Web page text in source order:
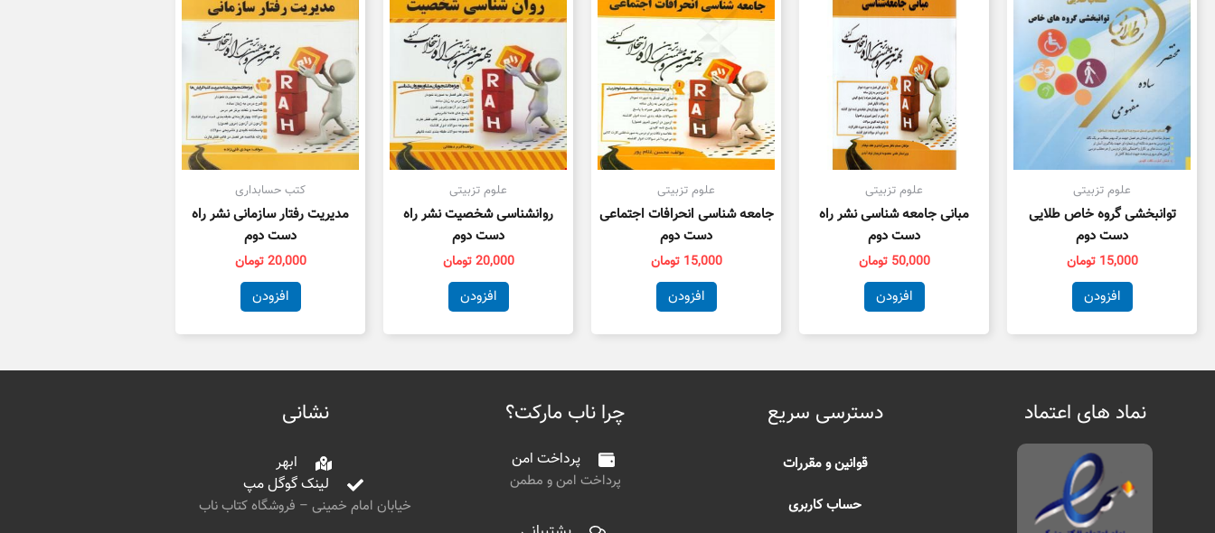
علوم تزبیتی
توانبخشی گروه خاص طلایی
دست دوم
15,000 تومان
افزودن
علوم تزبیتی
مبانی جامعه شناسی نشر راه
دست دوم
50,000 تومان
افزودن
علوم تزبیتی
جامعه شناسی انحرافات اجتماعی
دست دوم
15,000 تومان
افزودن
علوم تزبیتی
روانشناسی شخصیت نشر راه
دست دوم
20,000 تومان
افزودن
کتب حسابداری
مدیریت رفتار سازمانی نشر راه
دست دوم
20,000 تومان
افزودن
نماد های اعتماد دسترسی سریع
قوانین و مقررات
حساب کاربری
چرا ناب مارکت؟
پرداخت امن
پرداخت امن و مطمن
نشانی
ابهر
لینک گوگل مپ
خیابان امام خمینی – فروشگاه کتاب ناب